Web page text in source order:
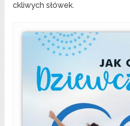
ckliwych słówek.